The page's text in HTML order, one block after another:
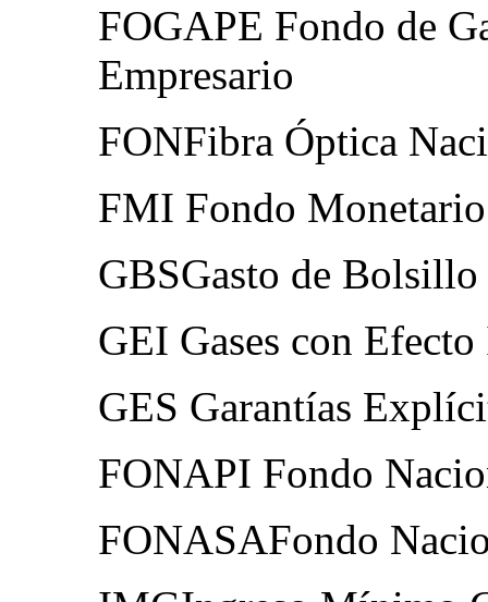
FOGAPE Fondo de
Empresario
FONFibra Óptica
FMI Fondo
GBSGasto de Bolsillo
GEI Gases con
GES Garantías
FONAPI Fondo
FONASAFondo